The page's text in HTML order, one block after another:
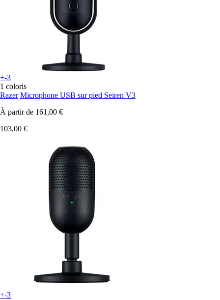
+-3
1 coloris
Razer Microphone USB sur pied Seiren V3
À partir de 161,00 €
103,00 €
+-3